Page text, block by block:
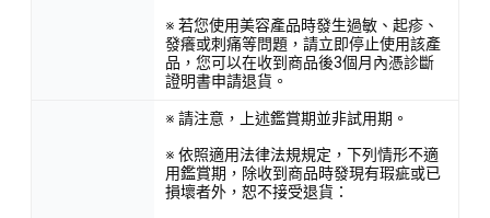
※ 若您使用美容產品時發生過敏、起疹、
發癢或刺痛等問題，請立即停止使用該產
品，您可以在收到商品後3個月內憑診斷
證明書申請退貨。
※ 請注意，上述鑑賞期並非試用期。
※ 依照適用法律法規規定，下列情形不適
用鑑賞期，除收到商品時發現有瑕疵或已
損壞者外，恕不接受退貨：